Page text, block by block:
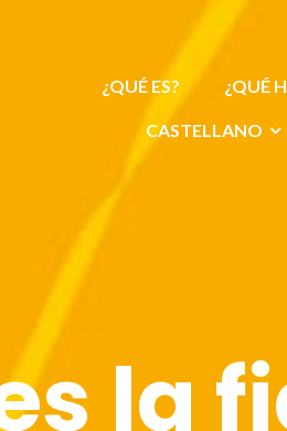
¿QUÉ ES? ¿QUÉ
CASTELLANO
la